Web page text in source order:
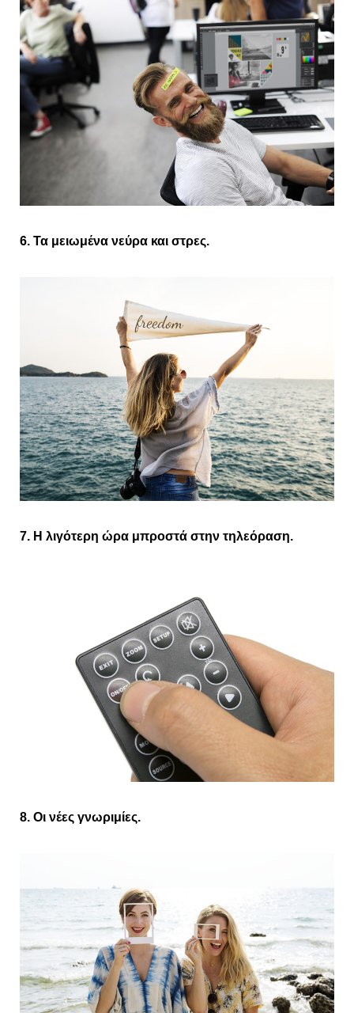
6. Τα μειωμένα νεύρα και στρες.
7. Η λιγότερη ώρα μπροστά στην τηλεόραση.
8. Οι νέες γνωριμίες.